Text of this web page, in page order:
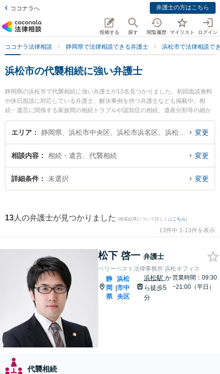
ココナラへ 弁護士の方はこちら
投稿する 探す 閲覧履歴 マイリスト ログイン
ココナラ法律相談 静岡県で法律相談できる弁護士 浜松市で法律相談で
浜松市の代襲相続に強い弁護士
静岡県の浜松市で代襲相続に強い弁護士が13名見つかりました。初回面談無料
や休日面談に対応している弁護士、解決事例を持つ弁護士なども掲載中。相
続・遺言に関係する家族間の相続トラブルや認知症の相続、遺産分割等の細か
な分野での絞り込み検索もでき便利です。特にベリーベスト法律事務所 浜松オ
フィスの松下 啓一弁護士や弁護士法人長野法律事務所の長野 修一弁護士、JPS
のトラブルを今すぐに弁護士に相談したい』『代襲相続のトラブル解決の実績
豊富な近くの弁護士を検索したい』『初回相談無料で代襲相続を法律相談でき
る浜松市内の弁護士に相談予約したい』などでお困りの相談者さんにおすすめ
エリア 変更
相談内容 相続・遺言、代襲相続 変更
詳細条件 未選択 変更
13 人の弁護士が見つかりました (検索結果について詳しくは こちら)
13件中 1-13件を表示
松下 啓一 弁護士
ベリーベスト法律事務所 浜松オフィス
静
岡
県
|
浜松
市中
央区
浜松駅 か
ら徒歩5
分
営業時間：09:30
~21:00（平日）
代襲相続